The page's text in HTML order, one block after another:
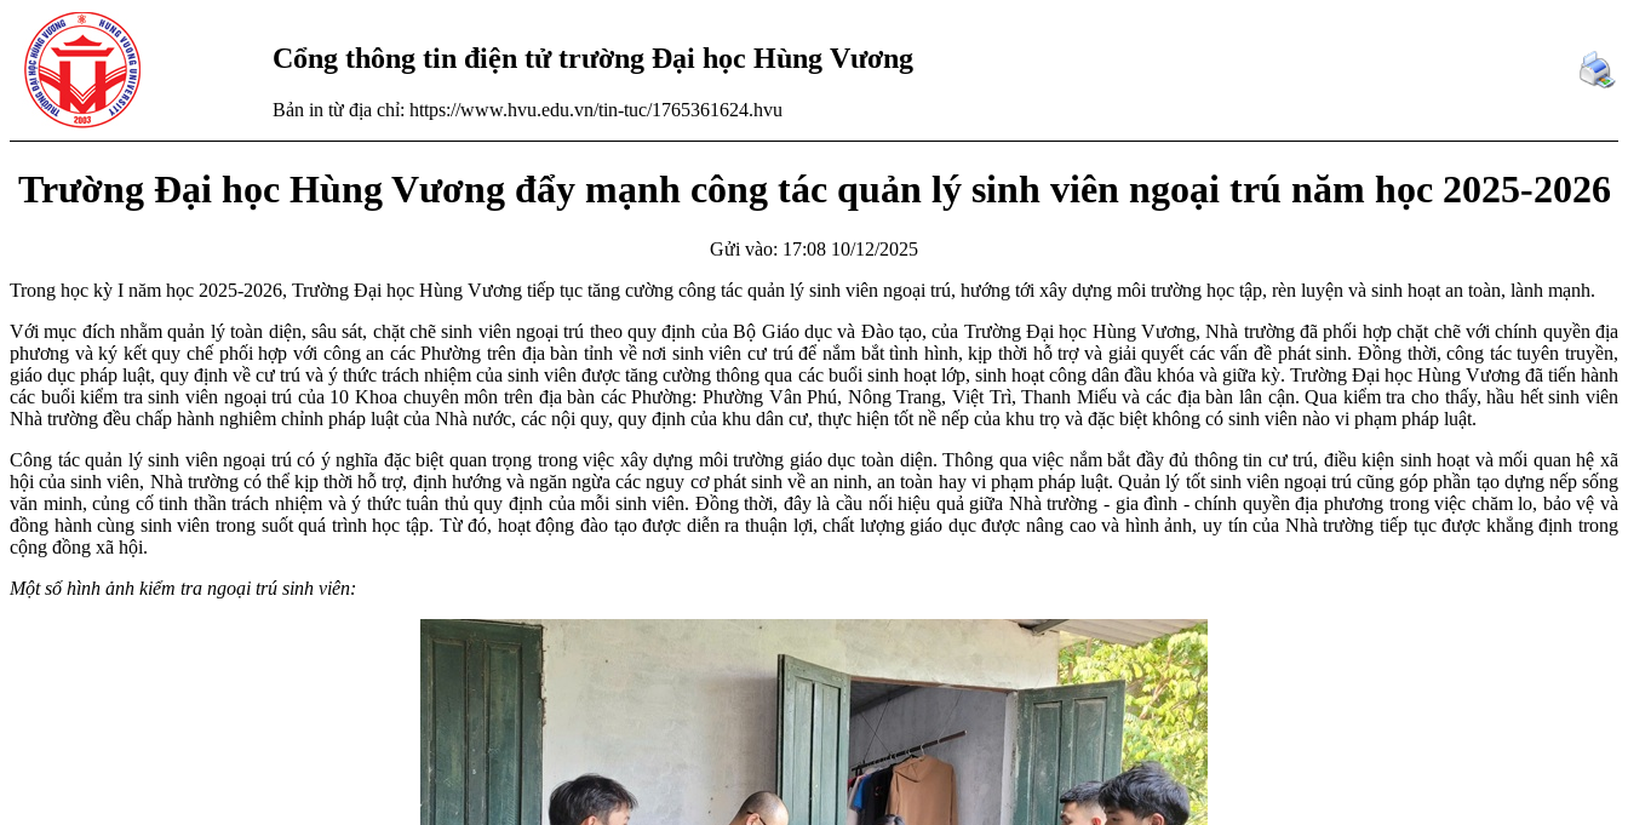
Cổng thông tin điện tử trường Đại học Hùng Vương
Bản in từ địa chỉ: https://www.hvu.edu.vn/tin-tuc/1765361624.hvu
Trường Đại học Hùng Vương đẩy mạnh công tác quản lý sinh viên ngoại trú năm học 2025-2026
Gửi vào: 17:08 10/12/2025
Trong học kỳ I năm học 2025-2026, Trường Đại học Hùng Vương tiếp tục tăng cường công tác quản lý sinh viên ngoại trú, hướng tới xây dựng môi trường học tập, rèn luyện và sinh hoạt an toàn, lành mạnh.
Với mục đích nhằm quản lý toàn diện, sâu sát, chặt chẽ sinh viên ngoại trú theo quy định của Bộ Giáo dục và Đào tạo, của Trường Đại học Hùng Vương, Nhà trường đã phối hợp chặt chẽ với chính quyền địa
phương và ký kết quy chế phối hợp với công an các Phường trên địa bàn tỉnh về nơi sinh viên cư trú để nắm bắt tình hình, kịp thời hỗ trợ và giải quyết các vấn đề phát sinh. Đồng thời, công tác tuyên truyền,
giáo dục pháp luật, quy định về cư trú và ý thức trách nhiệm của sinh viên được tăng cường thông qua các buổi sinh hoạt lớp, sinh hoạt công dân đầu khóa và giữa kỳ. Trường Đại học Hùng Vương đã tiến hành
các buổi kiểm tra sinh viên ngoại trú của 10 Khoa chuyên môn trên địa bàn các Phường: Phường Vân Phú, Nông Trang, Việt Trì, Thanh Miếu và các địa bàn lân cận. Qua kiểm tra cho thấy, hầu hết sinh viên
Nhà trường đều chấp hành nghiêm chỉnh pháp luật của Nhà nước, các nội quy, quy định của khu dân cư, thực hiện tốt nề nếp của khu trọ và đặc biệt không có sinh viên nào vi phạm pháp luật.
Công tác quản lý sinh viên ngoại trú có ý nghĩa đặc biệt quan trọng trong việc xây dựng môi trường giáo dục toàn diện. Thông qua việc nắm bắt đầy đủ thông tin cư trú, điều kiện sinh hoạt và mối quan hệ xã
hội của sinh viên, Nhà trường có thể kịp thời hỗ trợ, định hướng và ngăn ngừa các nguy cơ phát sinh về an ninh, an toàn hay vi phạm pháp luật. Quản lý tốt sinh viên ngoại trú cũng góp phần tạo dựng nếp sống
văn minh, củng cố tinh thần trách nhiệm và ý thức tuân thủ quy định của mỗi sinh viên. Đồng thời, đây là cầu nối hiệu quả giữa Nhà trường - gia đình - chính quyền địa phương trong việc chăm lo, bảo vệ và
đồng hành cùng sinh viên trong suốt quá trình học tập. Từ đó, hoạt động đào tạo được diễn ra thuận lợi, chất lượng giáo dục được nâng cao và hình ảnh, uy tín của Nhà trường tiếp tục được khẳng định trong
cộng đồng xã hội.
Một số hình ảnh kiểm tra ngoại trú sinh viên: